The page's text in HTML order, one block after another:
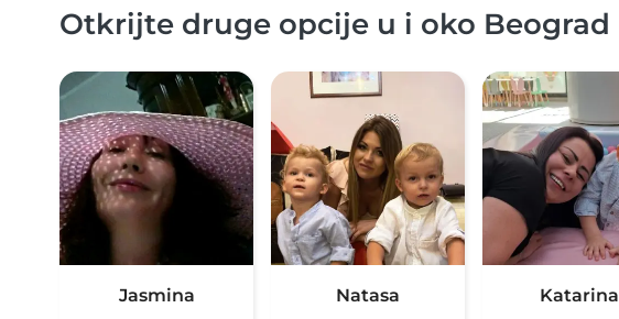
Otkrijte druge opcije u i oko Beograd
Jasmina
Natasa
Katarina